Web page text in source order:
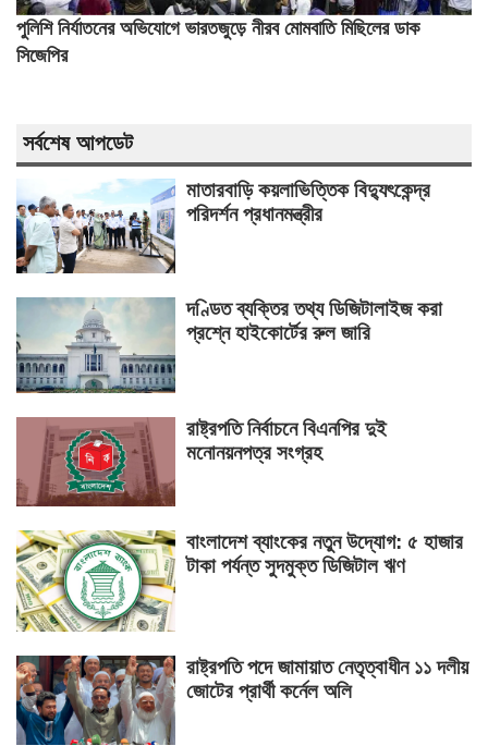
পুলিশি নির্যাতনের অভিযোগে ভারতজুড়ে নীরব মোমবাতি মিছিলের ডাক
সিজেপির
সর্বশেষ আপডেট
মাতারবাড়ি কয়লাভিত্তিক বিদ্যুৎকেন্দ্র
পরিদর্শন প্রধানমন্ত্রীর
দণ্ডিত ব্যক্তির তথ্য ডিজিটালাইজ করা
প্রশ্নে হাইকোর্টের রুল জারি
রাষ্ট্রপতি নির্বাচনে বিএনপির দুই
মনোনয়নপত্র সংগ্রহ
বাংলাদেশ ব্যাংকের নতুন উদ্যোগ: ৫ হাজার
টাকা পর্যন্ত সুদমুক্ত ডিজিটাল ঋণ
রাষ্ট্রপতি পদে জামায়াত নেতৃত্বাধীন ১১ দলীয়
জোটের প্রার্থী কর্নেল অলি